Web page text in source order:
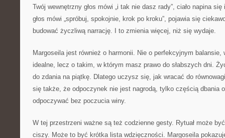
Twój wewnętrzny głos mówi „i tak nie dasz rady”, ciało napina
głos mówi „spróbuj, spokojnie, krok po kroku”, pojawia się
budować życzliwą narrację. I to zmienia więcej, niż się wydaje.
Margoseila jest również o harmonii. Nie o perfekcyjnym
idealne, lecz o takim, w którym masz prawo do słabszych dni.
do zdania na piątkę. Dlatego uczysz się, jak wracać do
się także, że odpoczynek nie jest nagrodą, tylko częścią dbania
odpoczywać bez poczucia winy.
W tej przestrzeni ważne są też codzienne gesty. Rytuał może
ciszy. Może to być krótka lista wdzięczności. Margoseila